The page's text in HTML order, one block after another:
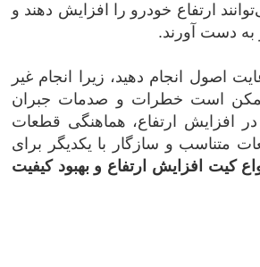
ارتفاع خودرو را افزایش دهند و
به دست آورند.
اصول انجام دهید، زیرا انجام غیر
ممکن است خطرات و صدمات جبران
در افزایش ارتفاع، هماهنگی قطعات
متناسب و سازگار با یکدیگر برای
کیت افزایش ارتفاع و بهبود کیفیت